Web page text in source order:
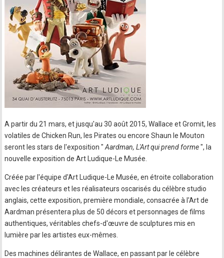
A partir du 21 mars, et jusqu'au 30 août 2015, Wallace et Gromit, les
volatiles de Chicken Run, les Pirates ou encore Shaun le Mouton
seront les stars de l'exposition " Aardman, L'Art qui prend forme", la
nouvelle exposition de Art Ludique-Le Musée.
Créée par l'équipe d'Art Ludique-Le Musée, en étroite collaboration
avec les créateurs et les réalisateurs oscarisés du célèbre studio
anglais, cette exposition, première mondiale, consacrée à l'Art de
Aardman présentera plus de 50 décors et personnages de films
authentiques, véritables chefs-d'œuvre de sculptures mis en
lumière par les artistes eux-mêmes.
Des machines délirantes de Wallace, en passant par le célèbre